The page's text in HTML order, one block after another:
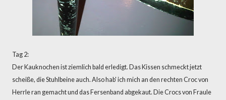
Tag 2:
Der Kauknochen ist ziemlich bald erledigt. Das Kissen schmeckt jetzt
scheiße, die Stuhlbeine auch. Also hab' ich mich an den rechten Croc von
Herrle ran gemacht und das Fersenband abgekaut. Die Crocs von Fraule